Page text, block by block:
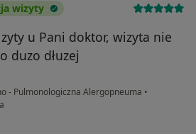
wizyty
u Pani doktor, wizyta nie
duzo dłuzej
- Pulmonologiczna Alergopneuma •